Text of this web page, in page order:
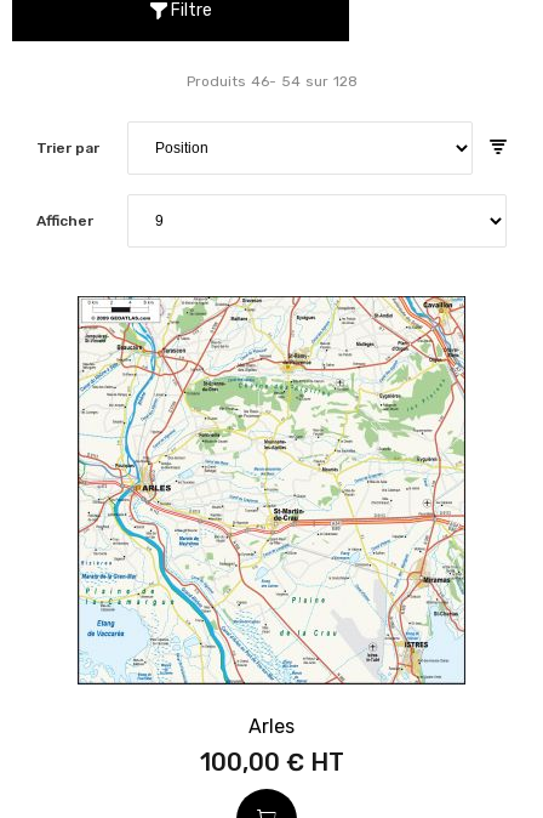
Filtre
Trier par
Produits 46- 54 sur 128
Afficher
Arles
100,00 €